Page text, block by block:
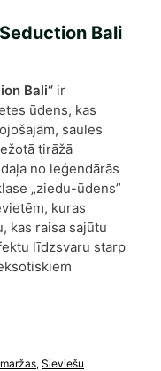
Bali
Bali“ ir
ūdens, kas
saules
tirāžā
no leģendārās
„ziedu-ūdens”
kuras
kas raisa sajūtu
līdzsvaru starp
, Sieviešu